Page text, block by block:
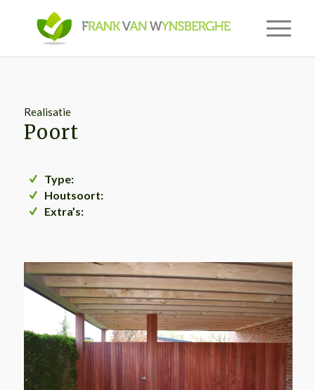
Realisatie
Poort
Type:
Houtsoort:
Extra’s: